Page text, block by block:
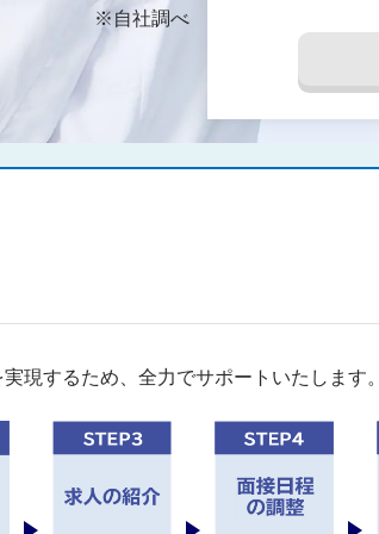
※自社調べ
現するため、全力でサポートいたします